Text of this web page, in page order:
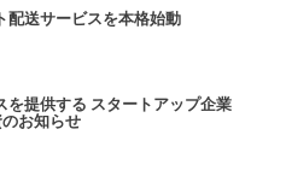
配送サービスを本格始動
提供する スタートアップ企業
お知らせ